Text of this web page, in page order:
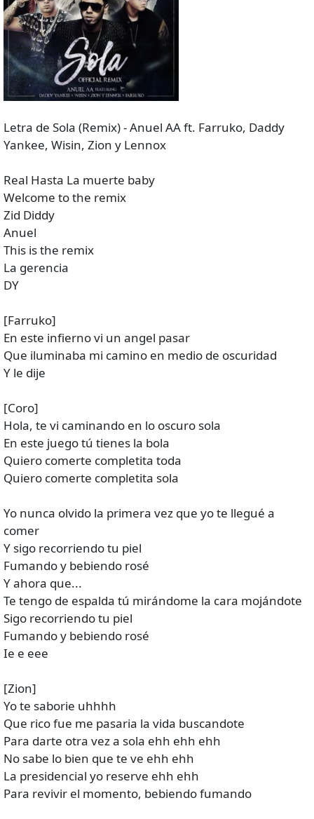
Letra de Sola (Remix) - Anuel AA ft. Farruko, Daddy
Yankee, Wisin, Zion y Lennox
Real Hasta La muerte baby
Welcome to the remix
Zid Diddy
Anuel
This is the remix
La gerencia
DY
[Farruko]
En este infierno vi un angel pasar
Que iluminaba mi camino en medio de oscuridad
Y le dije
[Coro]
Hola, te vi caminando en lo oscuro sola
En este juego tú tienes la bola
Quiero comerte completita toda
Quiero comerte completita sola
Yo nunca olvido la primera vez que yo te llegué a
comer
Y sigo recorriendo tu piel
Fumando y bebiendo rosé
Y ahora que...
Te tengo de espalda tú mirándome la cara mojándote
Sigo recorriendo tu piel
Fumando y bebiendo rosé
Ie e eee
[Zion]
Yo te saborie uhhhh
Que rico fue me pasaria la vida buscandote
Para darte otra vez a sola ehh ehh ehh
No sabe lo bien que te ve ehh ehh
La presidencial yo reserve ehh ehh
Para revivir el momento, bebiendo fumando